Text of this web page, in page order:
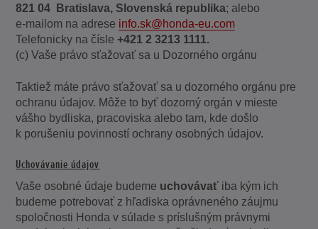
821 04 Bratislava, Slovenská republika; alebo
e-mailom na adrese info.sk@honda-eu.com
Telefonicky na čísle+421 2 3213 1111.
(c) Vaše právo sťažovať sa u Dozorného orgánu
Taktiež máte právo sťažovať sa u dozorného orgánu pre
ochranu údajov. Môže to byť dozorný orgán v mieste
vášho bydliska, pracoviska alebo tam, kde došlo
k porušeniu povinností ochrany osobných údajov.
Uchovávanie údajov
Vaše osobné údaje budeme uchovávať iba kým ich
budeme potrebovať z hľadiska oprávneného záujmu
spoločnosti Honda v súlade s príslušným právnymi